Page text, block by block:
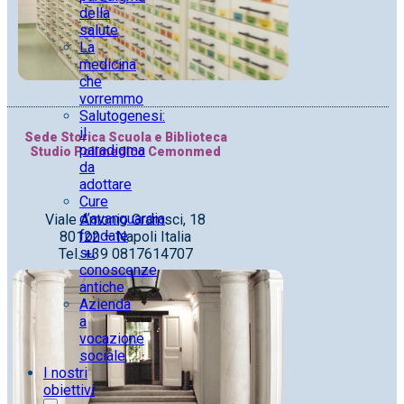
della
salute
La
medicina
che
vorremmo
Salutogenesi:
il
paradigma
da
adottare
Cure
d’avanguardia
fondate
su
conoscenze
antiche
Azienda
a
vocazione
sociale
I nostri
obiettivi
Sede Storica Scuola e Biblioteca
Studio Polimedico Cemonmed
Viale Antonio Gramsci, 18
80122 – Napoli Italia
Tel. +39 0817614707